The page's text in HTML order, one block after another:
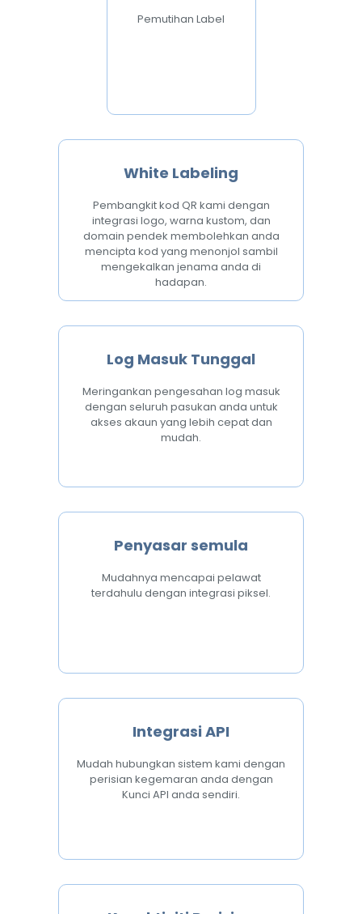
Pemutihan Label
White Labeling
Pembangkit kod QR kami dengan
integrasi logo, warna kustom, dan
domain pendek membolehkan anda
mencipta kod yang menonjol sambil
mengekalkan jenama anda di
hadapan.
Log Masuk Tunggal
Meringankan pengesahan log masuk
dengan seluruh pasukan anda untuk
akses akaun yang lebih cepat dan
mudah.
Penyasar semula
Mudahnya mencapai pelawat
terdahulu dengan integrasi piksel.
Integrasi API
Mudah hubungkan sistem kami dengan
perisian kegemaran anda dengan
Kunci API anda sendiri.